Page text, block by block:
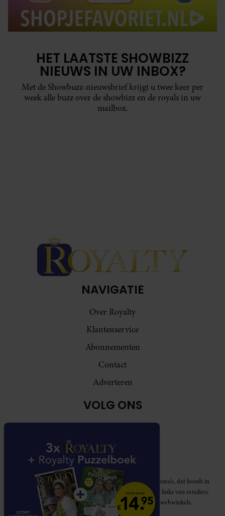
HET LAATSTE SHOWBIZZ
NIEUWS IN UW INBOX?
Met de Showbuzz-nieuwsbrief krijgt u twee keer per
week alle buzz over de showbizz en de royals in uw
mailbox.
NAVIGATIE
Over Royalty
Klantenservice
Abonnementen
Contact
Adverteren
VOLG ONS
Royalty participeert in diverse affiliate marketing programma’s, dat houdt in
dat Royalty commissies ontvangt voor aankopen middels links van retailers.
Deze website wordt niet gesponsord door de genoemde webwinkels.